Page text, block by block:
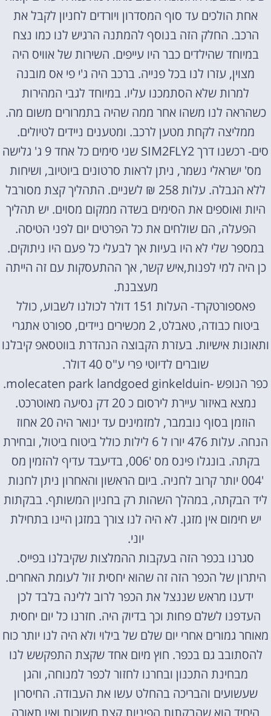
אחת הולכים עד סוף המסדרון ויורדים לחניון לקבל את
הרכב. החלק הזה בנוסף להמתנה הרגיש לנו כמו נצח
במיוחד שהילדים כבר היו עייפים. השירות של אוויס היה
מצוין, עזרו לנו בכל פנייה. ברכב היה ג'י פי אס מובנה
למרות שלא הסתמכנו עליו. במיוחד לגבי המהירות
כשהראה לנו משהו אחר ממה שהיה בתמרורים משום מה.
ממליצה לקחת מטען לרכב. ומטענים ניידים לטיולים.
סים- רכשנו דרך SIM2FLY2 שני סימים כל אחד 9 ג' גלישה
מס' ישראלי נשמר, ניתן לראות סרטונים ביוטיוב, ושיחות
ללא הגבלה. עלות 258 ₪ לשניים. התהליך קצת מסורבל
היות ואוספים את הסימים בשדה ממקום מסוים. יש תהליך
הפעלה, הם שולחים את כל הפרטים יום לפני הטיסה.
במספר שלי לא היו בעיות אך לבעלי כל פעם היו ניתוקים.
כן היה למי לפנות,איש קשר, אך ההתעסקות עם זה הייתה
מעצבנת.
פאספורטקרד- העלות 151 דולר לכולנו לשבוע, כולל
ביטוח כבודה, טאבלט, 2 מכשירים ניידים, ספורט אתגרי
ותאונות אישיות. בעזרת הקבוצה הנהדרת בווטסאפ קיבלנו
שוברים לדיוטי פרי ע"ס 40 דולר.
כפר הנופש -molecaten park landgoed ginkelduin.
נמצא באיזור עיירת לירסום כ 20 דק נסיעה מאוטרכט.
הוזמן בסוף נובמבר, למזמינים עד ינואר היה 20 אחוז
הנחה. עלות 476 יורו ל 6 לילות כולל ביטוח ביטול, ובחירת
בקתה. בונגלו פינס מס '006, בדיעבד עדיף להזמין מס
'004 יותר קרוב לחניה. ביום הראשון והאחרון ניתן לחנות
ליד הבקתה, במהלך השהות רק בחניון המשותף. בבקתות
יש חימום אין מזגן. לא היה לנו צורך במזגן היינו בתחילת
יוני.
סגרנו בכפר הזה בעקבות ההמלצות שקיבלנו בפייס.
היתרון של הכפר הזה זה שהוא יחסית זול לעומת האחרים.
ידענו מראש שננצל את הכפר לרוב ללינה בלבד לכן
העדפנו לשלם פחות וכך בדיוק היה. חזרנו כל יום יחסית
מאוחר גמורים אחרי יום שלם של בילוי ולא היה לנו יותר כוח
להסתובב גם בכפר. חוץ מיום אחד שקצת התפקשש לנו
מבחינת התכנון ובחרנו לחזור לכפר למנוחה, והגן
שעשועים והבריכה בהחלט עשו את העבודה. החיסרון